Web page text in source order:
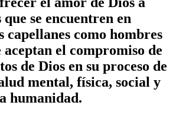
se encuentren en
capellanes como hombres
el compromiso de
de Dios en su proceso de
mental, física, social y
humanidad.